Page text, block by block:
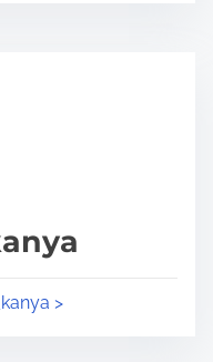
>